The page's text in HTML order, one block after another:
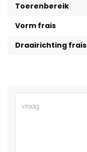
Toerenbereik
Vorm frais
Draairichting frais